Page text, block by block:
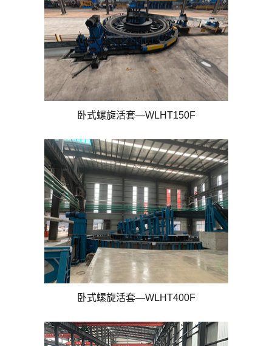
卧式螺旋活套—WLHT150F
卧式螺旋活套—WLHT400F